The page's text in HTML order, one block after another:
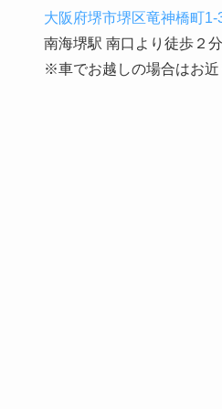
大阪府堺市堺区竜神橋町
南海堺駅 南口より徒歩２分
※車でお越しの場合はお